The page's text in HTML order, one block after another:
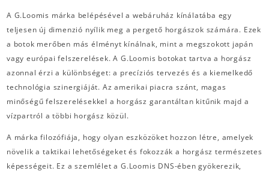
A G.Loomis márka belépésével a webáruház kínálatába egy
teljesen új dimenzió nyílik meg a pergető horgászok számára. Ezek
a botok merőben más élményt kínálnak, mint a megszokott japán
vagy európai felszerelések. A G.Loomis botokat tartva a horgász
azonnal érzi a különbséget: a precíziós tervezés és a kiemelkedő
technológia szinergiáját. Az amerikai piacra szánt, magas
minőségű felszerelésekkel a horgász garantáltan kitűnik majd a
vízpartról a többi horgász közül.
A márka filozófiája, hogy olyan eszközöket hozzon létre, amelyek
növelik a taktikai lehetőségeket és fokozzák a horgász természetes
képességeit. Ez a szemlélet a G.Loomis DNS-ében gyökerezik,